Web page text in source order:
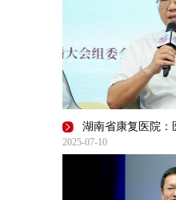
2025-07-10